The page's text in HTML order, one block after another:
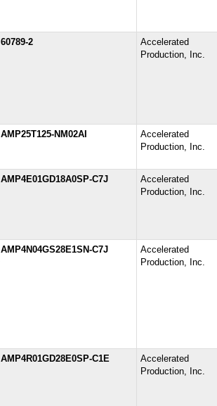
60789-2
Production, Inc.
AMP25T125-NM02AI
Production, Inc.
AMP4E01GD18A0SP-C7J
Production, Inc.
AMP4N04GS28E1SN-C7J
Production, Inc.
AMP4R01GD28E0SP-C1E
Production, Inc.